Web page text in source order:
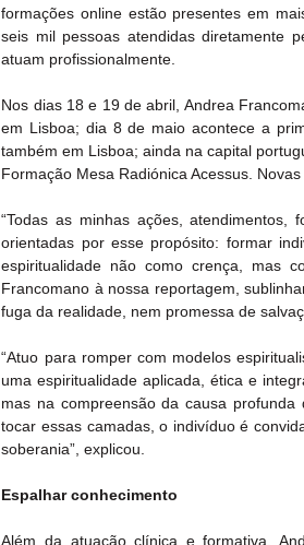
formações online estão presentes em
seis mil pessoas atendidas diretamente
atuam profissionalmente.
Nos dias 18 e 19 de abril, Andrea
em Lisboa; dia 8 de maio acontece a
também em Lisboa; ainda na capital
Formação Mesa Radiónica Acessus.
“Todas as minhas ações, atendimentos,
orientadas por esse propósito: formar
espiritualidade não como crença, mas
Francomano à nossa reportagem,
fuga da realidade, nem promessa de
“Atuo para romper com modelos
uma espiritualidade aplicada, ética e
mas na compreensão da causa
tocar essas camadas, o indivíduo é
soberania”, explicou.
Espalhar conhecimento
Além da atuação clínica e formativa,